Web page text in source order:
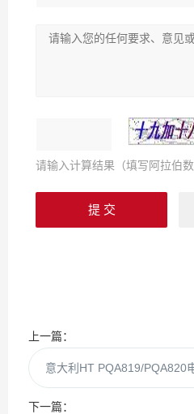
请输入计算结果（填写阿拉伯
上一篇：
意大利HT PQA819/PQA820
下一篇：